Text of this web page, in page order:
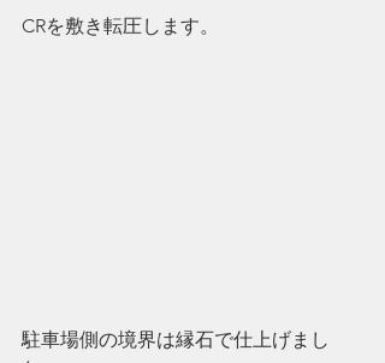
CRを敷き転圧します。
駐車場側の境界は縁石で仕上げまし